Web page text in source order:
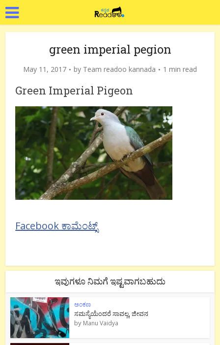
green imperial pegion
May 11, 2017 by Team readoo kannada 1 min read
Green Imperial Pigeon
Facebook ಕಾಮೆಂಟ್ಸ್
ಇವುಗಳೂ ನಿಮಗೆ ಇಷ್ಟವಾಗಬಹುದು
ಅಂಕಣ
ಸಮಸ್ಯೆಯೆಂದರೆ ಸಾವಲ್ಲ, ಜೀವನ
by Manu Vaidya